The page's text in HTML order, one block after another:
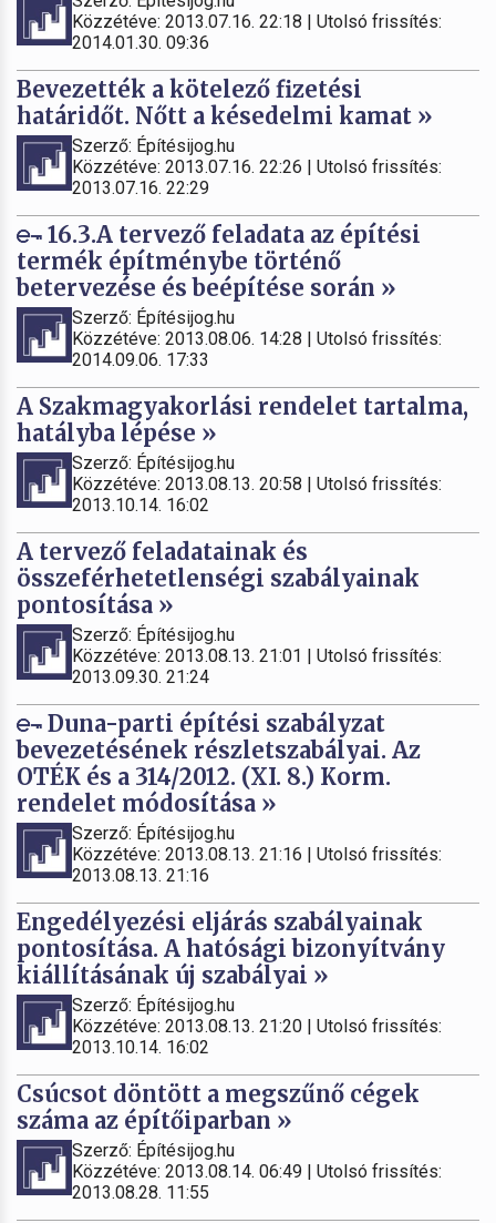
Közzétéve: 2013.07.16. 22:18 | Utolsó frissítés:
2014.01.30. 09:36
Bevezették a kötelező fizetési
határidőt. Nőtt a késedelmi kamat »
Szerző: Építésijog.hu
Közzétéve: 2013.07.16. 22:26 | Utolsó frissítés:
2013.07.16. 22:29
16.3.A tervező feladata az építési
termék építménybe történő
betervezése és beépítése során »
Szerző: Építésijog.hu
Közzétéve: 2013.08.06. 14:28 | Utolsó frissítés:
2014.09.06. 17:33
A Szakmagyakorlási rendelet tartalma,
hatályba lépése »
Szerző: Építésijog.hu
Közzétéve: 2013.08.13. 20:58 | Utolsó frissítés:
2013.10.14. 16:02
A tervező feladatainak és
összeférhetetlenségi szabályainak
pontosítása »
Szerző: Építésijog.hu
Közzétéve: 2013.08.13. 21:01 | Utolsó frissítés:
2013.09.30. 21:24
Duna-parti építési szabályzat
bevezetésének részletszabályai. Az
OTÉK és a 314/2012. (XI. 8.) Korm.
rendelet módosítása »
Szerző: Építésijog.hu
Közzétéve: 2013.08.13. 21:16 | Utolsó frissítés:
2013.08.13. 21:16
Engedélyezési eljárás szabályainak
pontosítása. A hatósági bizonyítvány
kiállításának új szabályai »
Szerző: Építésijog.hu
Közzétéve: 2013.08.13. 21:20 | Utolsó frissítés:
2013.10.14. 16:02
Csúcsot döntött a megszűnő cégek
száma az építőiparban »
Szerző: Építésijog.hu
Közzétéve: 2013.08.14. 06:49 | Utolsó frissítés:
2013.08.28. 11:55